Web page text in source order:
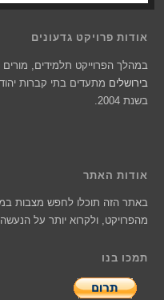
אודות פרויקט גדעונים
במהלך הפרוייקט תלמידים, מורים
בירושלים מתעדים בתי קברות
בשנת 2004.
אודות האתר
באתר הזה תוכלו לחפש מצבות
מהפרויקט, ולקרוא יותר על
תמכו בנו